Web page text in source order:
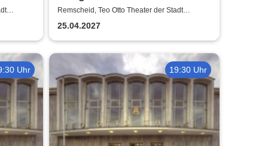
Remscheid, Teo Otto Theater der Stadt
Remscheid
25.04.2027
Uhr 19:30 Uhr